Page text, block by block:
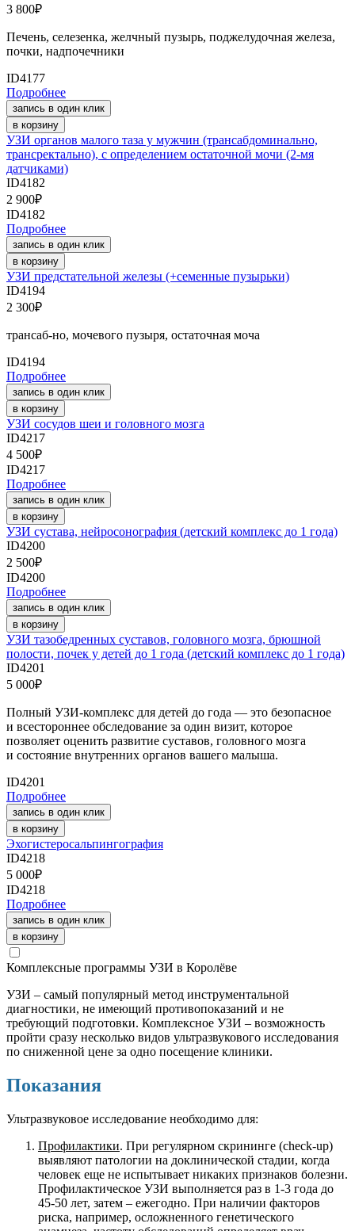
3 800₽
Печень, селезенка, желчный пузырь, поджелудочная железа,
почки, надпочечники
ID4177
Подробнее
запись в один клик
в корзину
УЗИ органов малого таза у мужчин (трансабдоминально,
трансректально), с определением остаточной мочи (2-мя
датчиками)
ID4182
2 900₽
ID4182
Подробнее
запись в один клик
в корзину
УЗИ предстательной железы (+семенные пузырьки)
ID4194
2 300₽
трансаб-но, мочевого пузыря, остаточная моча
ID4194
Подробнее
запись в один клик
в корзину
УЗИ сосудов шеи и головного мозга
ID4217
4 500₽
ID4217
Подробнее
запись в один клик
в корзину
УЗИ сустава, нейросонография (детский комплекс до 1 года)
ID4200
2 500₽
ID4200
Подробнее
запись в один клик
в корзину
УЗИ тазобедренных суставов, головного мозга, брюшной
полости, почек у детей до 1 года (детский комплекс до 1 года)
ID4201
5 000₽
Полный УЗИ-комплекс для детей до года — это безопасное
и всестороннее обследование за один визит, которое
позволяет оценить развитие суставов, головного мозга
и состояние внутренних органов вашего малыша.
ID4201
Подробнее
запись в один клик
в корзину
Эхогистеросальпингография
ID4218
5 000₽
ID4218
Подробнее
запись в один клик
в корзину
Комплексные программы УЗИ в Королёве
УЗИ – самый популярный метод инструментальной
диагностики, не имеющий противопоказаний и не
требующий подготовки. Комплексное УЗИ – возможность
пройти сразу несколько видов ультразвукового исследования
по сниженной цене за одно посещение клиники.
Показания
Ультразвуковое исследование необходимо для:
Профилактики. При регулярном скрининге (check-up)
выявляют патологии на доклинической стадии, когда
человек еще не испытывает никаких признаков болезни.
Профилактическое УЗИ выполняется раз в 1-3 года до
45-50 лет, затем – ежегодно. При наличии факторов
риска, например, осложненного генетического